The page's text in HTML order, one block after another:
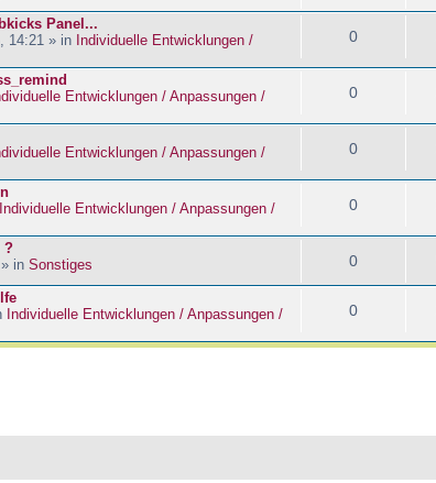
Panel...
14:21 » in Individuelle Entwicklungen /
0
Entwicklungen / Anpassungen /
0
Entwicklungen / Anpassungen /
0
Individuelle Entwicklungen / Anpassungen /
0
?
in Sonstiges 0
Individuelle Entwicklungen / Anpassungen /
0